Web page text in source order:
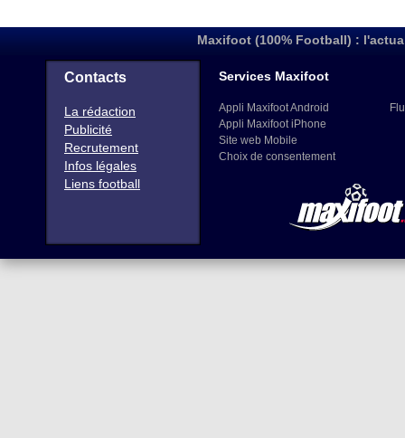
Maxifoot (100% Football) :
Contacts
La rédaction
Publicité
Recrutement
Infos légales
Liens football
Services Maxifoot
Appli Maxifoot Android
Appli Maxifoot iPhone
Site web Mobile
Choix de consentement